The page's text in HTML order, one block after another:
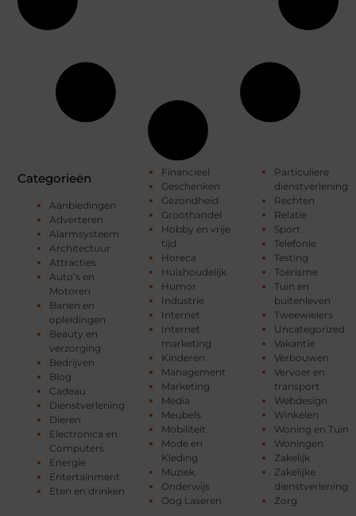
Categorieën
Aanbiedingen
Adverteren
Alarmsysteem
Architectuur
Attracties
Auto’s en
Motoren
Banen en
opleidingen
Beauty en
verzorging
Bedrijven
Blog
Cadeau
Dienstverlening
Dieren
Electronica en
Computers
Energie
Entertainment
Eten en drinken
Financieel
Geschenken
Gezondheid
Groothandel
Hobby en vrije
tijd
Horeca
Huishoudelijk
Humor
Industrie
Internet
Internet
marketing
Kinderen
Management
Marketing
Media
Meubels
Mobiliteit
Mode en
Kleding
Muziek
Onderwijs
Oog Laseren
Particuliere
dienstverlening
Rechten
Relatie
Sport
Telefonie
Testing
Toerisme
Tuin en
buitenleven
Tweewielers
Uncategorized
Vakantie
Verbouwen
Vervoer en
transport
Webdesign
Winkelen
Woning en Tuin
Woningen
Zakelijk
Zakelijke
dienstverlening
Zorg